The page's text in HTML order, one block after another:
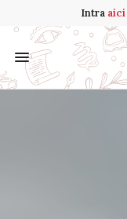
Intra aici